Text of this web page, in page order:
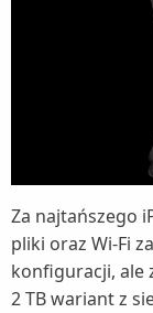
Za najtańszego
pliki oraz Wi-Fi
konfiguracji, ale
2 TB wariant z